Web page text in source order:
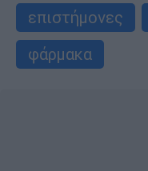
επιστήμονες
φάρμακα